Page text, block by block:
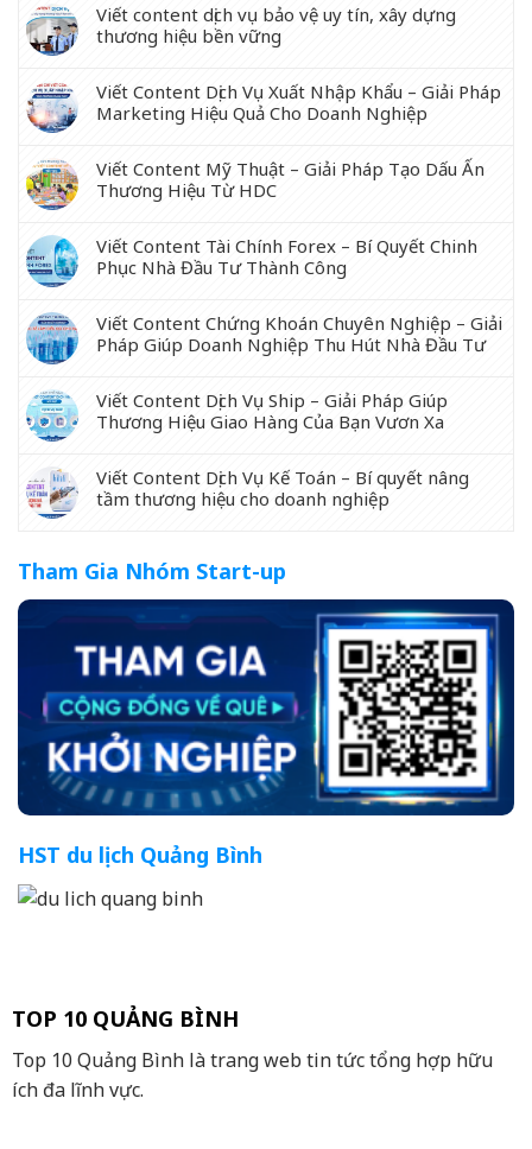
Viết content dịch vụ bảo vệ uy tín, xây dựng
thương hiệu bền vững
Viết Content Dịch Vụ Xuất Nhập Khẩu – Giải Pháp
Marketing Hiệu Quả Cho Doanh Nghiệp
Viết Content Mỹ Thuật – Giải Pháp Tạo Dấu Ấn
Thương Hiệu Từ HDC
Viết Content Tài Chính Forex – Bí Quyết Chinh
Phục Nhà Đầu Tư Thành Công
Viết Content Chứng Khoán Chuyên Nghiệp – Giải
Pháp Giúp Doanh Nghiệp Thu Hút Nhà Đầu Tư
Viết Content Dịch Vụ Ship – Giải Pháp Giúp
Thương Hiệu Giao Hàng Của Bạn Vươn Xa
Viết Content Dịch Vụ Kế Toán – Bí quyết nâng
tầm thương hiệu cho doanh nghiệp
Tham Gia Nhóm Start-up
HST du lịch Quảng Bình
TOP 10 QUẢNG BÌNH
Top 10 Quảng Bình là trang web tin tức tổng hợp hữu
ích đa lĩnh vực.